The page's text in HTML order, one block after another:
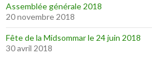
Assemblée générale 2018
20 novembre 2018
Fête de la Midsommar le 24 juin 2018
30 avril 2018